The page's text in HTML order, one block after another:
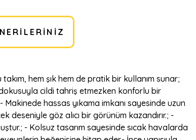
hem şık hem de pratik bir kullanım sunar;
cildi tahriş etmezken konforlu bir
Makinede hassas yıkama imkanı sayesinde uzun
deseniyle göz alıcı bir görünüm kazandırır.; -
- Kolsuz tasarım sayesinde sıcak havalarda